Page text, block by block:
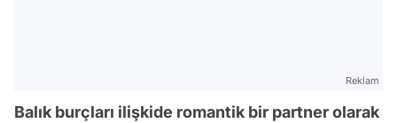
Reklam
Balık burçları ilişkide romantik bir partner olarak